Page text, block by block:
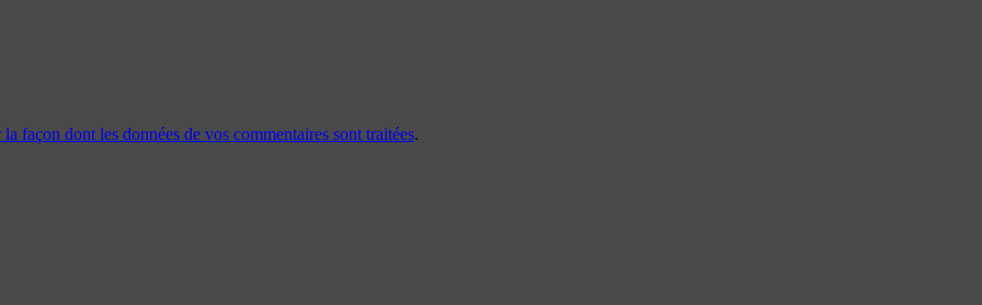
façon dont les données de vos commentaires sont traitées.